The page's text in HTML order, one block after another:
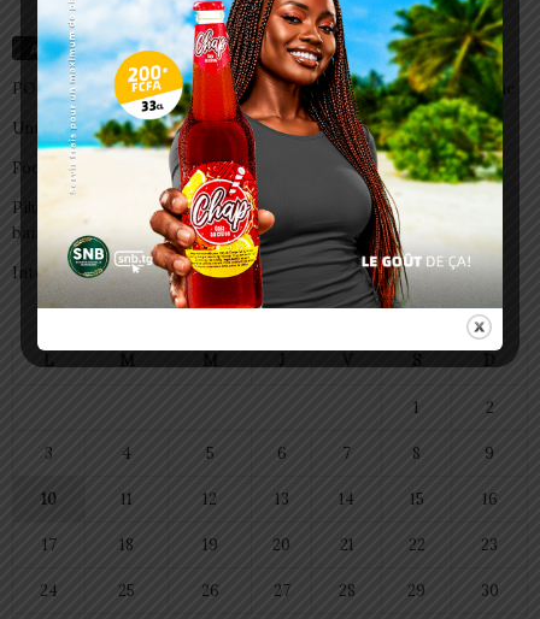
Articles récents
PORTRAIT: Ayman Gbadamassi, le rêveur qui fait parler le plastique
Université de Datcha : attention aux fausses annonces
Foot: Antoine Agbetogon rejoint le Djoliba AC
Pilule du lendemain : un recours d’urgence, pas une habitude à
banaliser
Interclubs CAF: ASCK et ASKO face à deux gros morceaux
août 2026
1 2
3 4 5 6 7 8 9
10 11 12 13 14 15 16
17 18 19 20 21 22 23
24 25 26 27 28 29 30